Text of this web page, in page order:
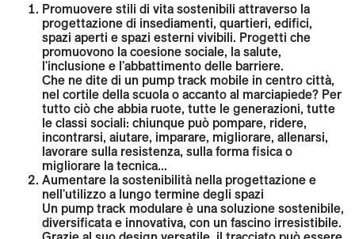
Promuovere stili di vita sostenibili attraverso la
progettazione di insediamenti, quartieri, edifici,
spazi aperti e spazi esterni vivibili. Progetti che
promuovono la coesione sociale, la salute,
l'inclusione e l'abbattimento delle barriere.
Che ne dite di un pump track mobile in centro città,
nel cortile della scuola o accanto al marciapiede? Per
tutto ciò che abbia ruote, tutte le generazioni, tutte
le classi sociali: chiunque può pompare, ridere,
incontrarsi, aiutare, imparare, migliorare, allenarsi,
lavorare sulla resistenza, sulla forma fisica o
migliorare la tecnica...
Aumentare la sostenibilità nella progettazione e
nell'utilizzo a lungo termine degli spazi
Un pump track modulare è una soluzione sostenibile,
diversificata e innovativa, con un fascino irresistibile.